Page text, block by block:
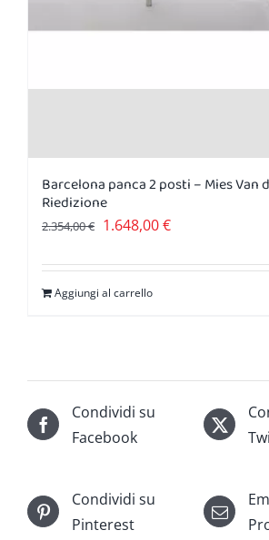
Barcelona panca 2 posti – Mies Van
Riedizione
2.354,00€ Il
originale
era:
1.648,00€Il
attuale
Aggiungi al carrello
Condividi su
Facebook
Condividi su
Pinterest